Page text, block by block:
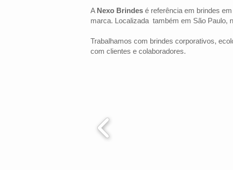
A Nexo Brindes é referência em brindes em
marca. Localizada também em São Paulo,
Trabalhamos com brindes corporativos,
com clientes e colaboradores.